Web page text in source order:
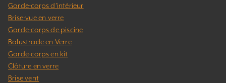
Garde-corps d’intérieur
Brise-vue en verre
Garde-corps de piscine
Balustrade en Verre
Garde-corps en kit
Clôture en verre
Brise vent